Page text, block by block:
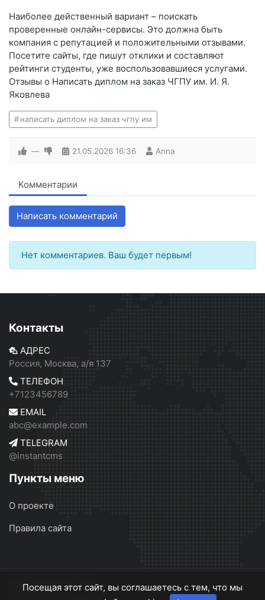
Наиболее действенный вариант – поискать
проверенные онлайн-сервисы. Это должна быть
компания с репутацией и положительными отзывами.
Посетите сайты, где пишут отклики и составляют
рейтинги студенты, уже воспользовавшиеся услугами.
Отзывы о Написать диплом на заказ ЧГПУ им. И. Я.
Яковлева
написать диплом на заказ чгпу им
— 21.05.2026 16:36 Anna
Комментарии
Написать комментарий
Нет комментариев. Ваш будет первым!
Контакты
АДРЕС
Россия, Москва, а/я 137
ТЕЛЕФОН
+7123456789
EMAIL
abc@example.com
TELEGRAM
@instantcms
Пункты меню
О проекте
Правила сайта
Серебрянск © 2026
Посещая этот сайт, вы соглашаетесь с тем, что мы